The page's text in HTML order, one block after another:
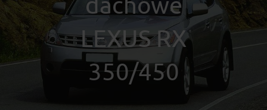
LEXUS RX
350/450